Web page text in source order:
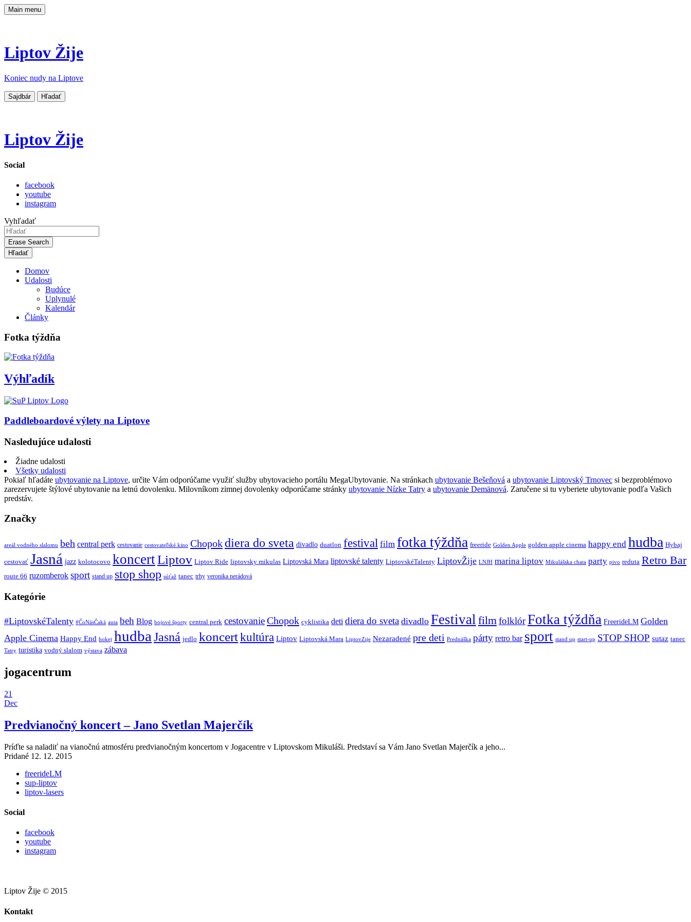
Main menu
Liptov Žije
Koniec nudy na Liptove
Sajdbár Hľadať
Liptov Žije
Social
facebook
youtube
instagram
Vyhľadať
Erase Search
Domov
Udalosti
Budúce
Uplynulé
Kalendár
Články
Fotka týždňa
Výhľadík
Paddleboardové výlety na Liptove
Nasledujúce udalosti
Žiadne udalosti
Všetky udalosti
Pokiaľ hľadáte ubytovanie na Liptove, určite Vám odporúčame využiť služby ubytovacieho portálu MegaUbytovanie. Na stránkach ubytovanie Bešeňová a ubytovanie Liptovský Trnovec si bezproblémovo
zarezervujete štýlové ubytovanie na letnú dovolenku. Milovníkom zimnej dovolenky odporúčame stránky ubytovanie Nízke Tatry a ubytovanie Demänová. Zaručene si tu vyberiete ubytovanie podľa Vašich
predstáv.
Značky
areál vodného slalomu beh central perk cestovanie cestovateľské kino Chopokdiera do sveta divadlo duatlon festival film fotka týždňa freeride Golden Apple golden apple cinema happy end hudba Hybaj
cestovať Jasná jazz kolotocovo koncertLiptov Liptov Ride liptovsky mikulas Liptovská Mara liptovské talenty LiptovskéTalenty LiptovŽije LNJH marina liptov Mikulášska chata party pivo reduta Retro Bar
route 66 ruzomberok sport stand up stop shop súťaž tanec trhy veronika nerádová
Kategórie
#LiptovskéTalenty #ČoNásČaká auta beh Blog bojové športy central perk cestovanieChopok cyklistika deti diera do sveta divadlo Festival filmfolklórFotka týždňa FreerideLM Golden
Apple Cinema Happy End hokej hudba Jasná jedlo koncertkultúra Liptov Liptovská Mara LiptovZije Nezaradené pre deti Prednáška párty retro bar sport stand up start-up STOP SHOP sutaz tanec
Tatry turistika vodný slalom výstava zábava
jogacentrum
21
Dec
Predvianočný koncert – Jano Svetlan Majerčík
Príďte sa naladiť na vianočnú atmosféru predvianočným koncertom v Jogacentre v Liptovskom Mikuláši. Predstaví sa Vám Jano Svetlan Majerčík a jeho...
Pridané 12. 12. 2015
freerideLM
sup-liptov
liptov-lasers
Social
facebook
youtube
instagram
Liptov Žije © 2015
Kontakt